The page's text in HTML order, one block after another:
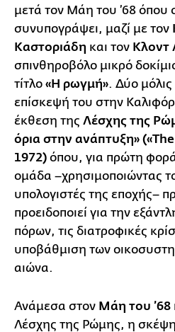
μετά τον Μάη του ’68 όπου
συνυπογράψει, μαζί με τον
Καστοριάδη και τον Κλοντ
σπινθηροβόλο μικρό
τίτλο «Η ρωγμή». Δύο μόλις
επίσκεψή του στην
έκθεση της Λέσχης της
όρια στην ανάπτυξη»
1972) όπου, για πρώτη
ομάδα –χρησιμοποιώντας
υπολογιστές της εποχής–
προειδοποιεί για την
πόρων, τις διατροφικές
υποβάθμιση των
αιώνα.
Ανάμεσα στον Μάη του ’68
Λέσχης της Ρώμης, η